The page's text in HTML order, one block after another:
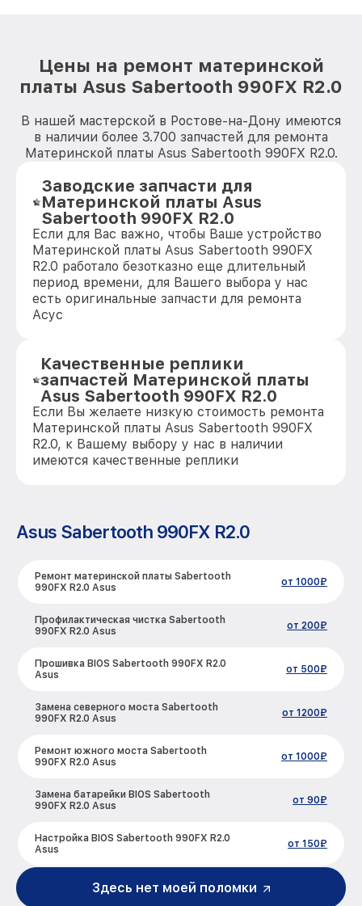
Цены на ремонт материнской
платы Asus Sabertooth 990FX R2.0
В нашей мастерской в Ростове-на-Дону имеются
в наличии более 3.700 запчастей для ремонта
Материнской платы Asus Sabertooth 990FX R2.0.
Заводские запчасти для
Материнской платы Asus
Sabertooth 990FX R2.0
Если для Вас важно, чтобы Ваше устройство
Материнской платы Asus Sabertooth 990FX
R2.0 работало безотказно еще длительный
период времени, для Вашего выбора у нас
есть оригинальные запчасти для ремонта
Асус
Качественные реплики
запчастей Материнской платы
Asus Sabertooth 990FX R2.0
Если Вы желаете низкую стоимость ремонта
Материнской платы Asus Sabertooth 990FX
R2.0, к Вашему выбору у нас в наличии
имеются качественные реплики
Asus Sabertooth 990FX R2.0
Ремонт материнской платы Sabertooth
990FX R2.0 Asus
от 1000₽
Профилактическая чистка Sabertooth
990FX R2.0 Asus
от 200₽
Прошивка BIOS Sabertooth 990FX R2.0
Asus
от 500₽
Замена северного моста Sabertooth
990FX R2.0 Asus
от 1200₽
Ремонт южного моста Sabertooth
990FX R2.0 Asus
от 1000₽
Замена батарейки BIOS Sabertooth
990FX R2.0 Asus
от 90₽
Настройка BIOS Sabertooth 990FX R2.0
Asus
от 150₽
Здесь нет моей поломки